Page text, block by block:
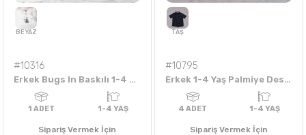
#10316
Erkek Bugs In Baskılı 1-4 Yaş Tişört
Sipariş Vermek İçin
#10795
Erkek 1-4 Yaş Palmiye Desenli Gömlek
Sipariş Vermek İçin